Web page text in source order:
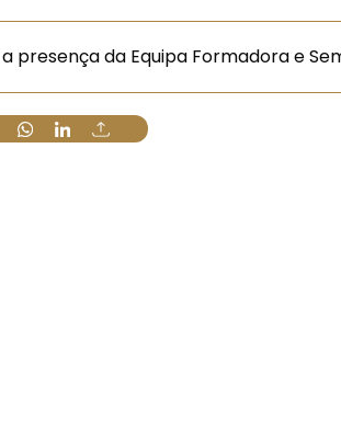
presença da Equipa Formadora e